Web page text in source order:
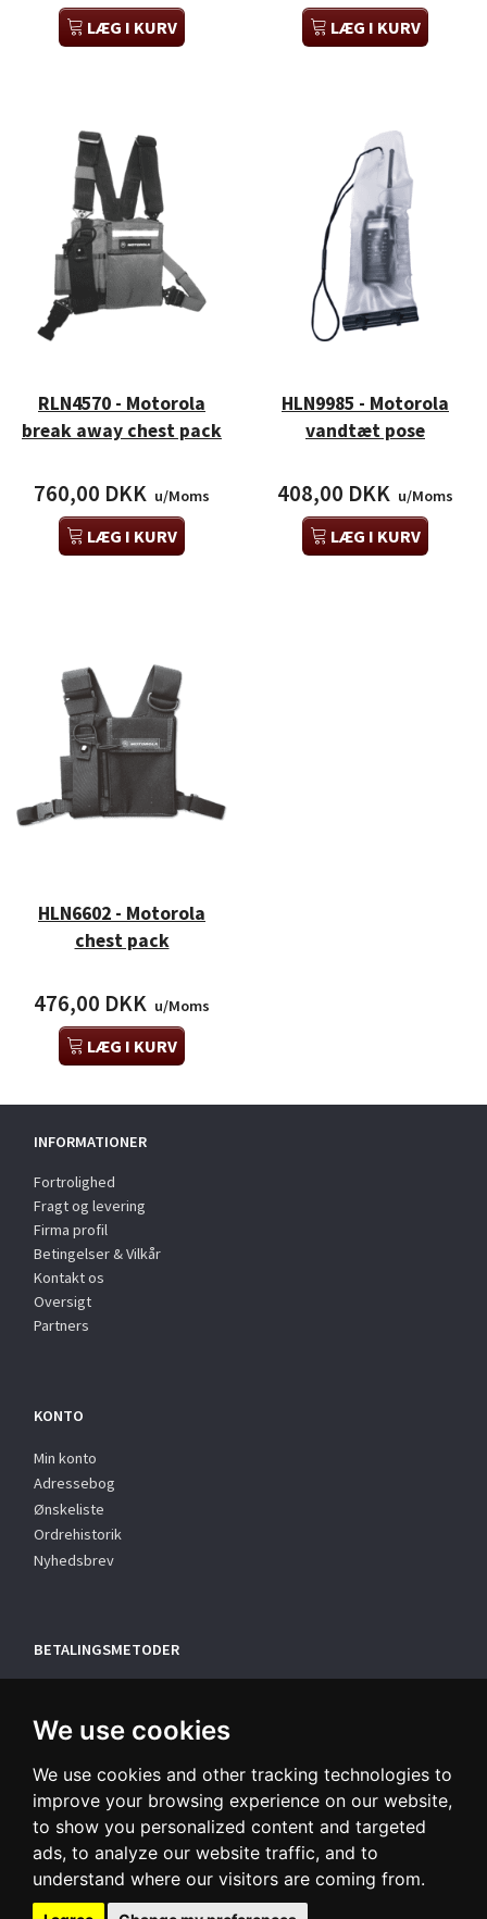
We use cookies
We use cookies and other tracking technologies to
improve your browsing experience on our website,
to show you personalized content and targeted
ads, to analyze our website traffic, and to
understand where our visitors are coming from.
LÆG I KURV LÆG I KURV
RLN4570 - Motorola
break away chest pack
760,00 DKK u/Moms
LÆG I KURV
HLN9985 - Motorola
vandtæt pose
408,00 DKK u/Moms
LÆG I KURV
HLN6602 - Motorola
chest pack
476,00 DKK u/Moms
LÆG I KURV
INFORMATIONER
Fortrolighed
Fragt og levering
Firma profil
Betingelser & Vilkår
Kontakt os
Oversigt
Partners
KONTO
Min konto
Adressebog
Ønskeliste
Ordrehistorik
Nyhedsbrev
BETALINGSMETODER
TILMELD NYHEDSBREV
Email-
adresse